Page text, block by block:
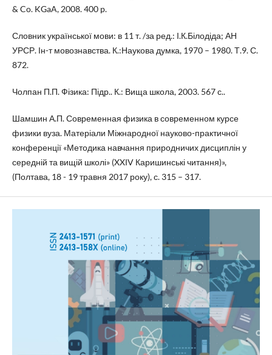
& Co. KGaA, 2008. 400 p.
Словник української мови: в 11 т. /за ред.: І.К.Білодіда; АН
УРСР. Ін-т мовознавства. К.:Наукова думка, 1970 – 1980. Т.9. С.
872.
Чолпан П.П. Фізика: Підр.. К.: Вища школа, 2003. 567 с..
Шамшин А.П. Современная физика в современном курсе
физики вуза. Матеріали Міжнародної науково-практичної
конференції «Методика навчання природничих дисциплін у
середній та вищій школі» (XXІV Каришинські читання)»,
(Полтава, 18 - 19 травня 2017 року), с. 315 – 317.